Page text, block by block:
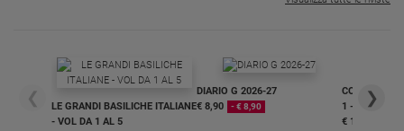
ed
educazione
❮
LE GRANDI BASILICHE ITALIANE
- VOL DA 1 AL 5
DIARIO G 2026-27
€ 8,90
- € 8,90
COLLANA
1 - 2
€ 18,50
❯